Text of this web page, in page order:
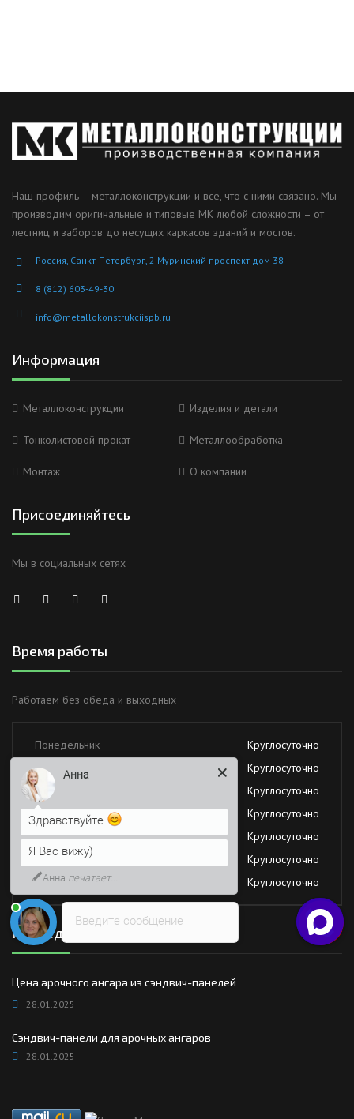
Наш профиль – металлоконструкции и все, что с ними связано. Мы
производим оригинальные и типовые МК любой сложности – от
лестниц и заборов до несущих каркасов зданий и мостов.
Россия, Санкт-Петербург, 2 Муринский проспект дом 38
8 (812) 603-49-30
info@metallokonstrukciispb.ru
Информация
Металлоконструкции Изделия и детали
Тонколистовой прокат Металлообработка
Монтаж О компании
Присоединяйтесь
Мы в социальных сетях
Время работы
Работаем без обеда и выходных
Понедельник
Круглосуточно
Вторник
Круглосуточно
Среда
Круглосуточно
Четверг
Круглосуточно
Пятница
Круглосуточно
Суббота
Круглосуточно
Воскресение
Круглосуточно
Последние новости
Цена арочного ангара из сэндвич-панелей
28.01.2025
Сэндвич-панели для арочных ангаров
28.01.2025
Введите сообщение
Анна
Здравствуйте
Я Вас вижу)
Анна печатает...